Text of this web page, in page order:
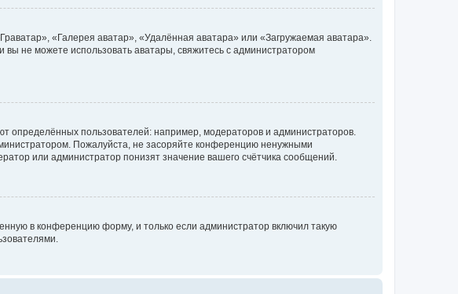
«Галерея аватар», «Удалённая аватара» или «Загружаемая аватара».
вы не можете использовать аватары, свяжитесь с администратором
пользователей: например, модераторов и администраторов.
Пожалуйста, не засоряйте конференцию ненужными
или администратор понизят значение вашего счётчика сообщений.
в конференцию форму, и только если администратор включил такую